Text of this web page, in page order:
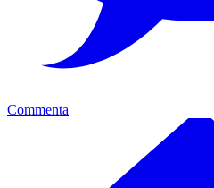
Commenta